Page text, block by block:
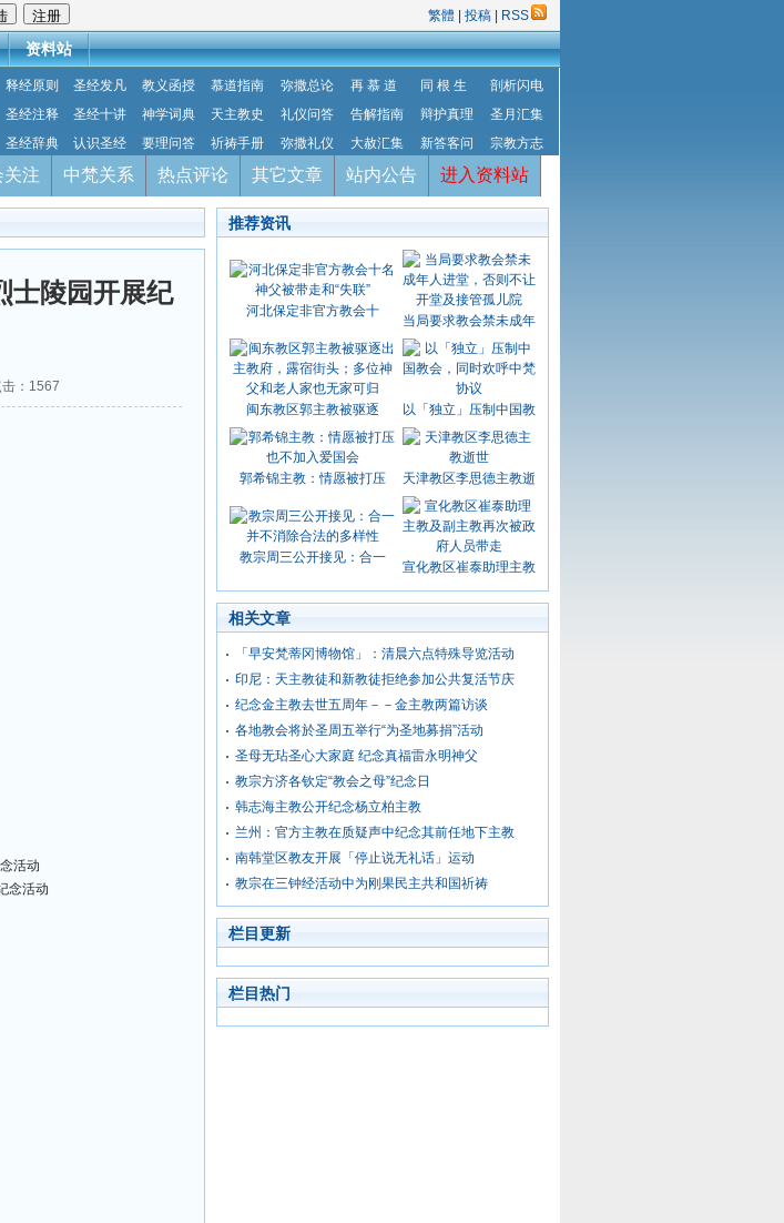
繁體 投稿 RSS
资料站
释经原则 圣经发凡 教义函授 慕道指南 弥撒总论 再 慕 道 同 根 生
剖析闪电
圣经注释 圣经十讲 神学词典 天主教史 礼仪问答 告解指南 辩护真理
圣月汇集
圣经辞典 认识圣经 要理问答 祈祷手册 弥撒礼仪 大赦汇集 新答客问 宗教方志
关注 中梵关系 热点评论 其它文章 站内公告 进入资料站
士陵园开展纪
： 1567
活动
推荐资讯
河北保定非官方教会十
当局要求教会禁未成年
闽东教区郭主教被驱逐 以「独立」压制中国教
郭希锦主教：情愿被打压 天津教区李思德主教逝
教宗周三公开接见：合一
宣化教区崔泰助理主教
相关文章
「早安梵蒂冈博物馆」：清晨六点特殊导览活动
印尼：天主教徒和新教徒拒绝参加公共复活节庆
纪念金主教去世五周年－－金主教两篇访谈
各地教会将於圣周五举行“为圣地募捐”活动
圣母无玷圣心大家庭 纪念真福雷永明神父
教宗方济各钦定“教会之母”纪念日
韩志海主教公开纪念杨立柏主教
兰州：官方主教在质疑声中纪念其前任地下主教
南韩堂区教友开展「停止说无礼话」运动
教宗在三钟经活动中为刚果民主共和国祈祷
栏目更新
栏目热门